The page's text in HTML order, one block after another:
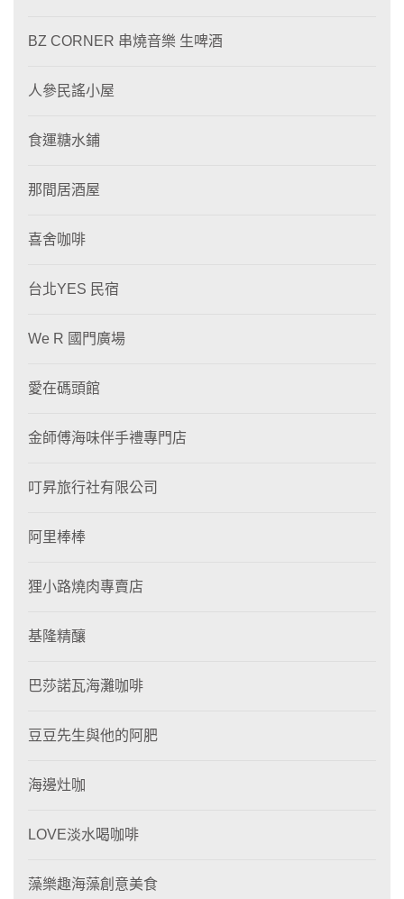
BZ CORNER 串燒音樂 生啤酒
人參民謠小屋
食運糖水鋪
那間居酒屋
喜舍咖啡
台北YES 民宿
We R 國門廣場
愛在碼頭館
金師傅海味伴手禮專門店
叮昇旅行社有限公司
阿里棒棒
狸⼩路燒肉專賣店
基隆精釀
巴莎諾瓦海灘咖啡
豆豆先生與他的阿肥
海邊灶咖
LOVE淡水喝咖啡
藻樂趣海藻創意美食